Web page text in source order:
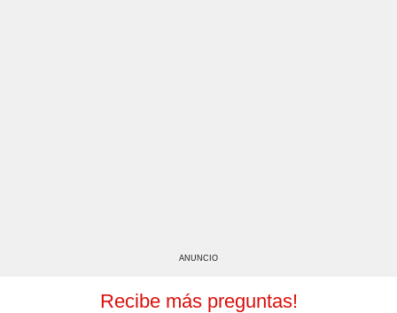
ANUNCIO
Recibe más preguntas!